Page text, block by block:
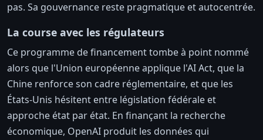
pas. Sa gouvernance reste pragmatique et autocentrée.
La course avec les régulateurs
Ce programme de financement tombe à point nommé
alors que l'Union européenne applique l'AI Act, que la
Chine renforce son cadre réglementaire, et que les
États-Unis hésitent entre législation fédérale et
approche état par état. En finançant la recherche
économique, OpenAI produit les données qui